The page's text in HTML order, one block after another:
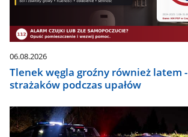
06.08.2026
Tlenek węgla groźny również latem
strażaków podczas upałów